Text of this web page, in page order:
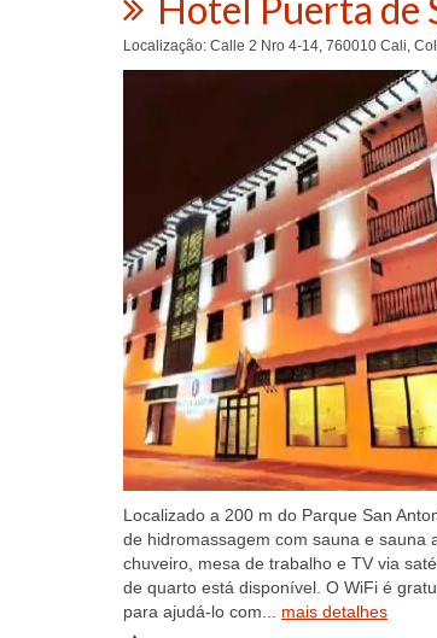
Localização: Calle 2 Nro 4-14, 760010 Cali,
Localizado a 200 m do Parque San
de hidromassagem com sauna e sauna
chuveiro, mesa de trabalho e TV via
de quarto está disponível. O WiFi é
para ajudá-lo com... mais detalhes